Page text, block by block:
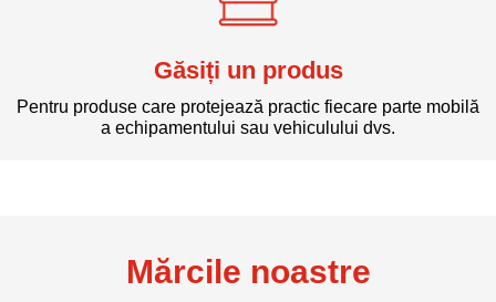
Găsiți un produs
Pentru produse care protejează practic fiecare parte mobilă
a echipamentului sau vehiculului dvs.
Mărcile noastre